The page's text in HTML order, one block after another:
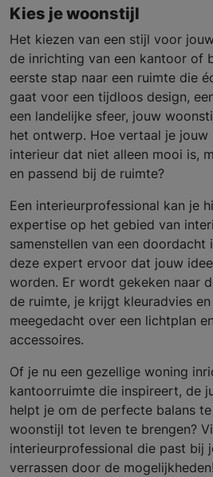
Kies je woonstijl
Het kiezen van een stijl voor
de inrichting van een kantoor of
eerste stap naar een ruimte die
gaat voor een tijdloos design,
een landelijke sfeer, jouw
het ontwerp. Hoe vertaal je jouw
interieur dat niet alleen mooi is,
en passend bij de ruimte?
Een interieurprofessional kan je
expertise op het gebied van
samenstellen van een
deze expert ervoor dat jouw
worden. Er wordt gekeken naar
de ruimte, je krijgt kleuradvies
meegedacht over een lichtplan
accessoires.
Of je nu een gezellige woning
kantoorruimte die inspireert, de
helpt je om de perfecte balans
woonstijl tot leven te brengen?
interieurprofessional die past bij
verrassen door de mogelijkheden!